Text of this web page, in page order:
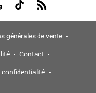
us on Youtube
Visit us on Tiktok
Visit us on Rss
générales de vente
Contact
confidentialité